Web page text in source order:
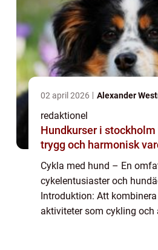
02 april 2026 Alexander
redaktionel
Hundkurser i stockholm vägen till en
trygg och harmonisk
Cykla med hund – En
cykelentusiaster och
Introduktion: Att
aktiviteter som cykling och